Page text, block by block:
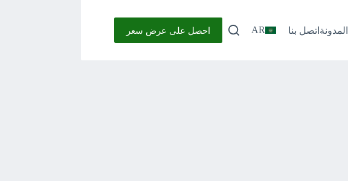
المدونة اتصل بنا AR احصل على عرض سعر